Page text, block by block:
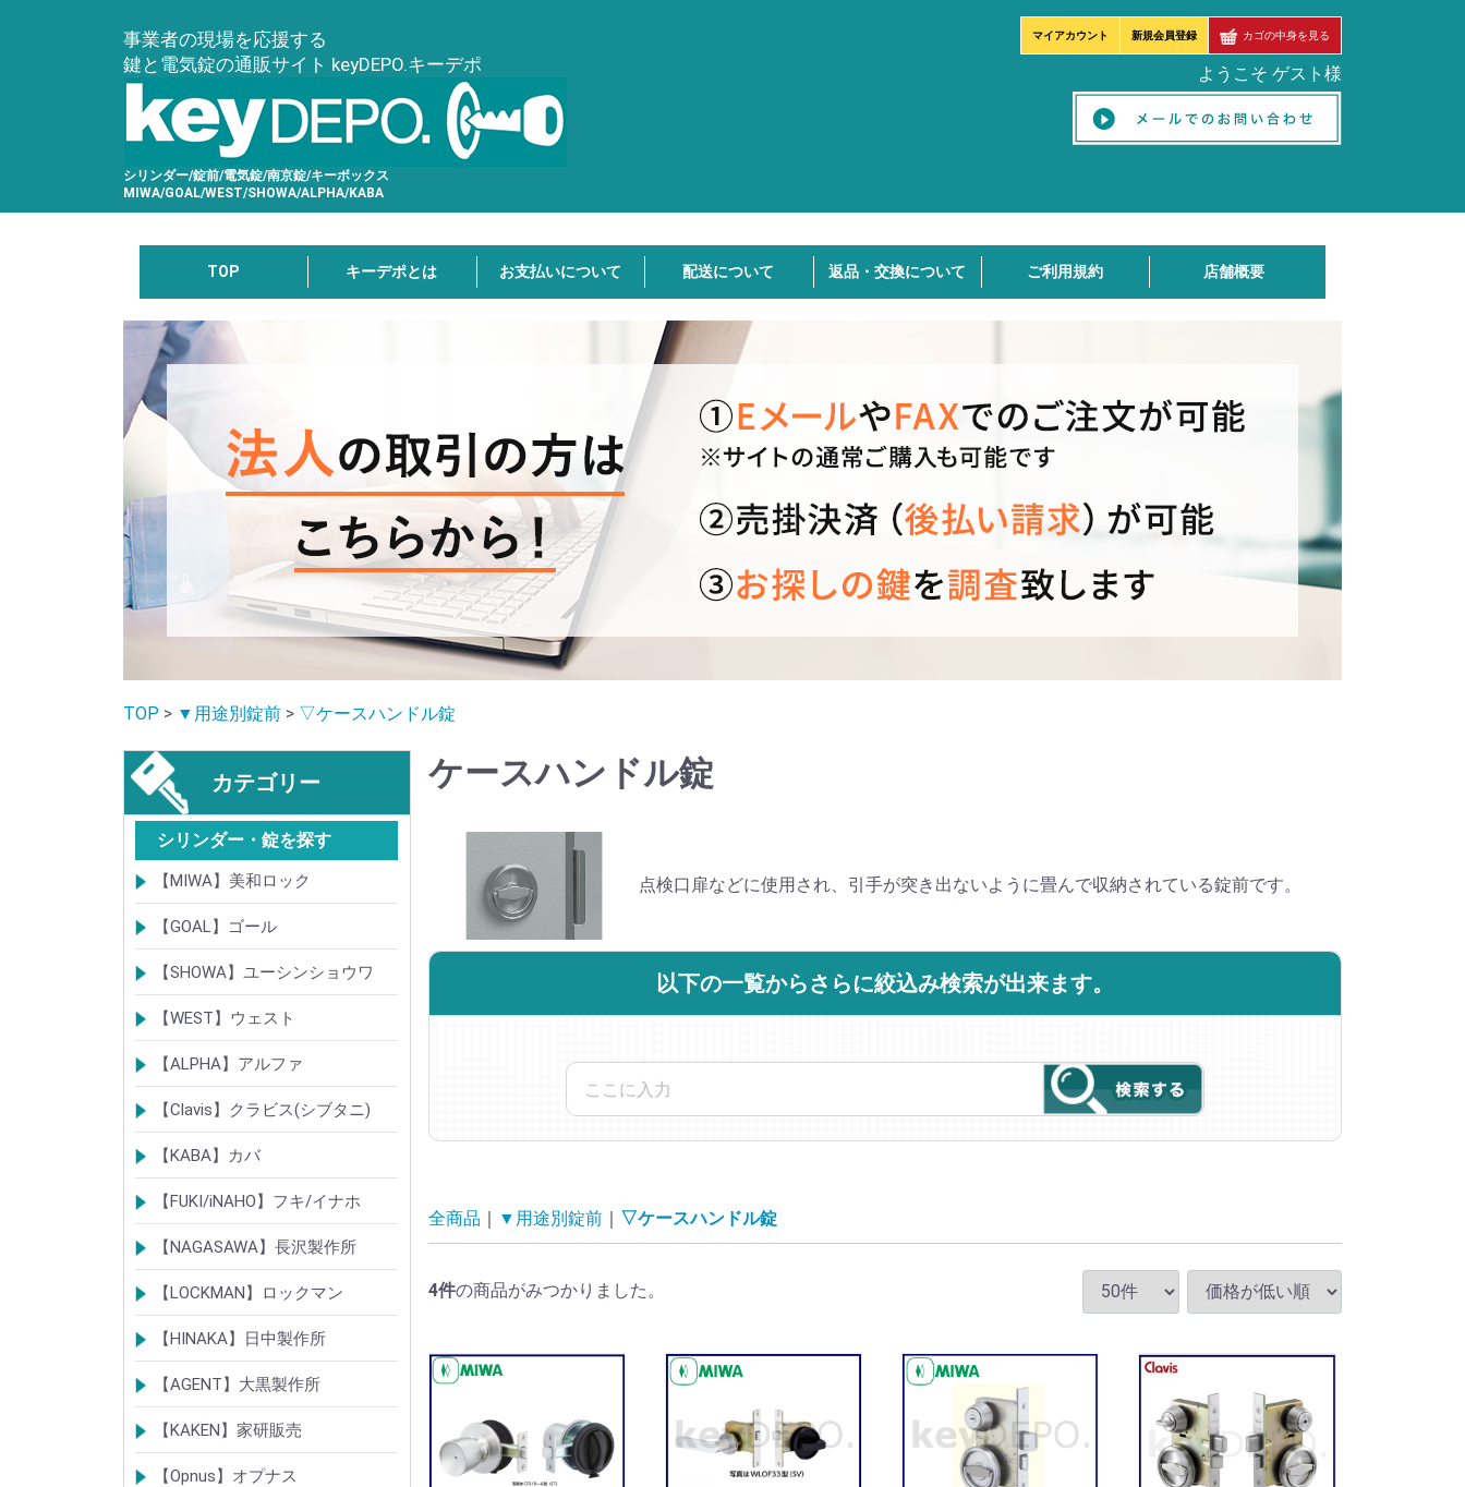
事業者の現場を応援する
鍵と電気錠の通販サイト keyDEPO.キーデポ
シリンダー/錠前/電気錠/南京錠/キーボックス
MIWA/GOAL/WEST/SHOWA/ALPHA/KABA
マイアカウント 新規会員登録 カゴの中身を見る
ようこそ ゲスト様
TOP キーデポとは お支払いについて 配送について 返品・交換について ご利用規約 店舗概要
TOP > ▼用途別錠前 > ▽ケースハンドル錠
カテゴリー
シリンダー・錠を探す
【MIWA】美和ロック
シリンダー
レバーハンドル錠
ケースロック
モノロック
本締錠
引戸錠
引違戸錠
ガラス扉錠
補助錠
グレモン錠
自動施錠錠
面付錠
内部錠
プッシュプル錠
キーレス錠
インダストリアルロック・カムロッ
ク
ポスト錠
ハンドル
サムターン
フロントプレート
ストライク
樹脂カバー・非常カバー
交換・補修錠前
交換・補修部材
M品番特殊錠(Kシリーズ)
その他
【GOAL】ゴール
シリンダー
錠
錠前部品
その他
【SHOWA】ユーシンショウワ
シリンダー
錠
その他
【WEST】ウェスト
シリンダー
錠
その他
【ALPHA】アルファ
シリンダー
錠
南京錠
【Clavis】クラビス(シブタニ)
シリンダー
錠
【KABA】カバ
シリンダー
錠・ロック製品
【FUKI/iNAHO】フキ/イナホ
TIERKEYシリンダー
ロック製品
【NAGASAWA】長沢製作所
シリンダー
古代・古代ネオ装飾錠
KEYLEX/キーレックス
レバーハンドルシリーズ
【LOCKMAN】ロックマン
メガクロスSPシリンダー
デジタルロック
【HINAKA】日中製作所
SEPA/HDSシリンダー
SEPA・AGE・GIAロック製品
【AGENT】大黒製作所
LSシリンダー
錠・ロック製品
【KAKEN】家研販売
ベルウェーブキー
ロック製品
【Opnus】オプナス
ケースハンドル錠
点検口扉などに使用され、引手が突き出ないように畳んで収納されている錠前です。
以下の一覧からさらに絞込み検索が出来ます。
全商品 ▼用途別錠前 ▽ケースハンドル錠
4件の商品がみつかりました。